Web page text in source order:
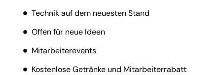
Technik auf dem neuesten Stand
Offen für neue Ideen
Mitarbeiterevents
Kostenlose Getränke und Mitarbeiterrabatt